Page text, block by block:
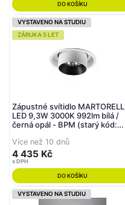
DO KOŠÍKU
VYSTAVENO NA STUDIU
ZÁRUKA 5 LET
Zápustné svítidlo MARTORELL
LED 9,3W 3000K 992lm bílá /
černá opál - BPM (starý kód:
Více než 10 dnů
4 435 Kč
s DPH
DO KOŠÍKU
VYSTAVENO NA STUDIU